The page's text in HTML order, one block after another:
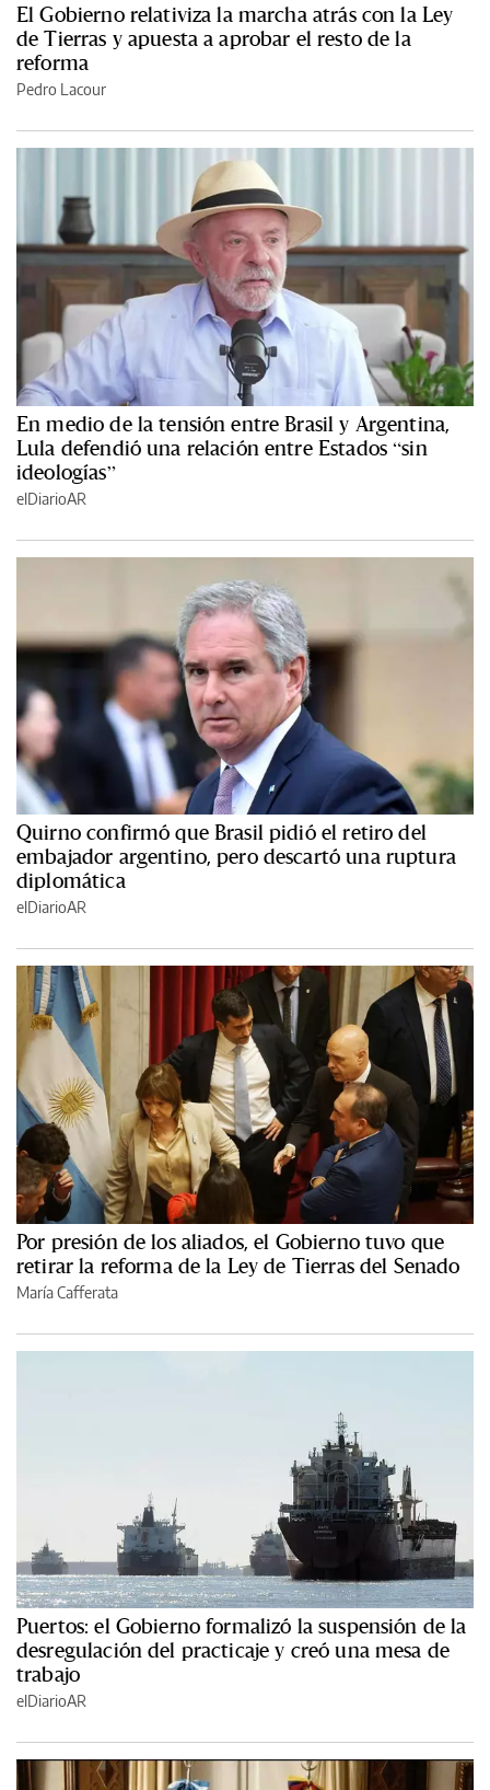
El Gobierno relativiza la marcha atrás con la Ley
de Tierras y apuesta a aprobar el resto de la
reforma
Pedro Lacour
En medio de la tensión entre Brasil y Argentina,
Lula defendió una relación entre Estados “sin
ideologías”
elDiarioAR
Quirno confirmó que Brasil pidió el retiro del
embajador argentino, pero descartó una ruptura
diplomática
elDiarioAR
Por presión de los aliados, el Gobierno tuvo que
retirar la reforma de la Ley de Tierras del Senado
María Cafferata
Puertos: el Gobierno formalizó la suspensión de la
desregulación del practicaje y creó una mesa de
trabajo
elDiarioAR